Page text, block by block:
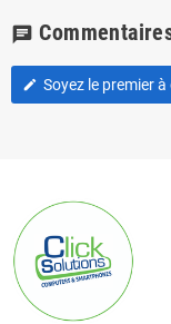
chat
edit Soyez le premier